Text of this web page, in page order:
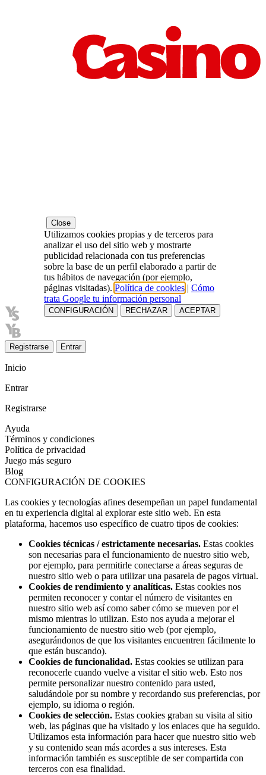
Registrarse Entrar
Inicio
Entrar
Registrarse
Ayuda
Términos y condiciones
Política de privacidad
Juego más seguro
Blog
CONFIGURACIÓN DE COOKIES
Las cookies y tecnologías afines desempeñan un papel fundamental
en tu experiencia digital al explorar este sitio web. En esta
plataforma, hacemos uso específico de cuatro tipos de cookies:
Cookies técnicas / estrictamente necesarias. Estas cookies
son necesarias para el funcionamiento de nuestro sitio web,
por ejemplo, para permitirle conectarse a áreas seguras de
nuestro sitio web o para utilizar una pasarela de pagos virtual.
Cookies de rendimiento y analíticas. Estas cookies nos
permiten reconocer y contar el número de visitantes en
nuestro sitio web así como saber cómo se mueven por el
mismo mientras lo utilizan. Esto nos ayuda a mejorar el
funcionamiento de nuestro sitio web (por ejemplo,
asegurándonos de que los visitantes encuentren fácilmente lo
que están buscando).
Cookies de funcionalidad. Estas cookies se utilizan para
reconocerle cuando vuelve a visitar el sitio web. Esto nos
permite personalizar nuestro contenido para usted,
saludándole por su nombre y recordando sus preferencias, por
ejemplo, su idioma o región.
Cookies de selección. Estas cookies graban su visita al sitio
web, las páginas que ha visitado y los enlaces que ha seguido.
Utilizamos esta información para hacer que nuestro sitio web
y su contenido sean más acordes a sus intereses. Esta
información también es susceptible de ser compartida con
terceros con esa finalidad.
Close
Utilizamos cookies propias y de terceros para
analizar el uso del sitio web y mostrarte
publicidad relacionada con tus preferencias
sobre la base de un perfil elaborado a partir de
tus hábitos de navegación (por ejemplo,
páginas visitadas). Política de cookies | Cómo
trata Google tu información personal
CONFIGURACIÓN RECHAZAR ACEPTAR